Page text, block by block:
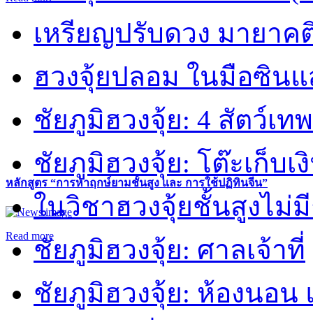
หลักสูตร “การหาฤกษ์ยามชั้นสูง และ การใช้ปฏิทินจีน”
Read more
เหรียญปรับดวง มายา
ฮวงจุ้ยปลอม ในมือซิน
ชัยภูมิฮวงจุ้ย: 4 สัตว์เทพ
ชัยภูมิฮวงจุ้ย: โต๊ะเก็บเ
ในวิชาฮวงจุ้ยชั้นสูงไม่
ชัยภูมิฮวงจุ้ย: ศาลเจ้าที่
ชัยภูมิฮวงจุ้ย: ห้องนอน